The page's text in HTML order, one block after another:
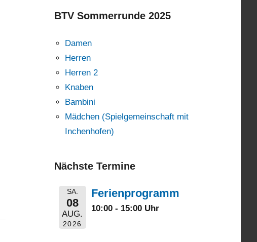
BTV Sommerrunde 2025
Damen
Herren
Herren 2
Knaben
Bambini
Mädchen (Spielgemeinschaft mit
Inchenhofen)
Nächste Termine
SA.
08
AUG.
2026
Ferienprogramm
10:00 - 15:00 Uhr